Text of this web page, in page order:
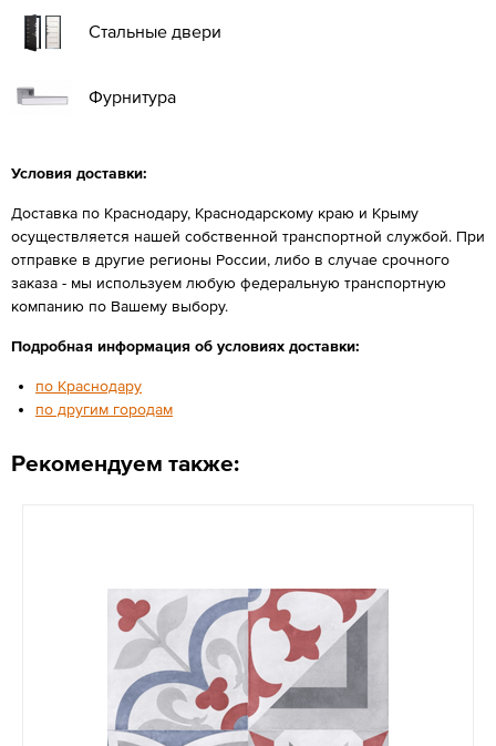
Стальные двери
Фурнитура
Условия доставки:
Доставка по Краснодару, Краснодарскому краю и Крыму
осуществляется нашей собственной транспортной службой. При
отправке в другие регионы России, либо в случае срочного
заказа - мы используем любую федеральную транспортную
компанию по Вашему выбору.
Подробная информация об условиях доставки:
по Краснодару
по другим городам
Рекомендуем также: